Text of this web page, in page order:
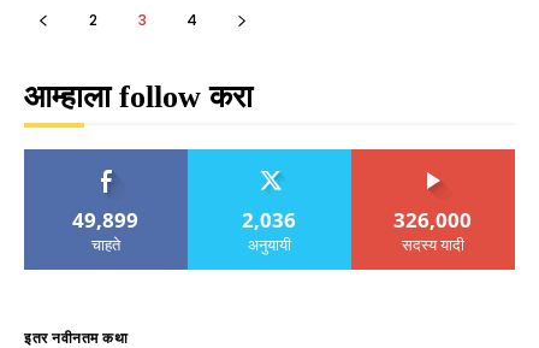
2 3 4
आम्हाला follow करा
49,899
चाहते
2,036
अनुयायी
326,000
सदस्य यादी
इतर नवीनतम कथा